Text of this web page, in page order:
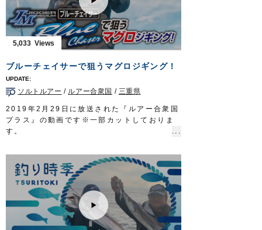
漁火が誘う山陰イカメタルゲーム。その面白
さは、お墨付き…
眩きシロイカが夏の到来を告げる。
■放送日 2019年8月25日
■タックル
リール：小型両軸リール（カウンター付き）
メインライン：PE 0.6号
仕掛け：イカメタルの基本100cm
レベルスッテ20号
／ Draw4 2.5号
OWNERMOVIE
http://ownertv.jp/
オーナーばりwebsite
http://www.owner.co.jp
5,033
ブルーチェイサーで狙うマグロジギング！
ソルトルアー / ルアー合衆国 / 三重県
2019年2月29日に放送された『ルアー合衆国
プラス』の動画です※一部カットしておりま
す。
乗船し、話題のマグロジギングにチャレン
ジ。
フックの重要性や基本的なメソッドを解説し
ます。
■使用フック
ジガーミディアム ツインチェイサー
■スタッフブログ「マグロジギング(トンジギ)